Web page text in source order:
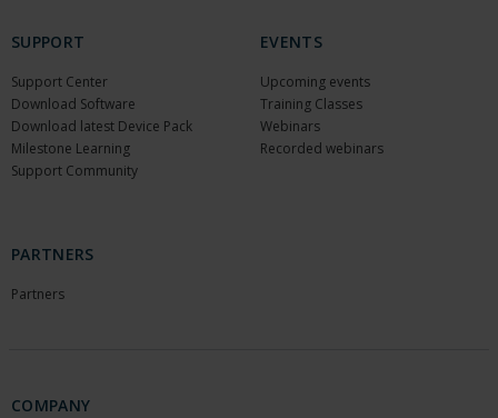
SUPPORT
Support Center
Download Software
Download latest Device Pack
Milestone Learning
Support Community
EVENTS
Upcoming events
Training Classes
Webinars
Recorded webinars
PARTNERS
Partners
COMPANY